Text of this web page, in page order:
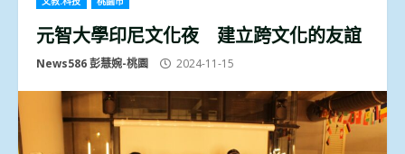
元智大學印尼文化夜 建立跨文化的友誼
News586 彭慧婉-桃園 2024-11-15